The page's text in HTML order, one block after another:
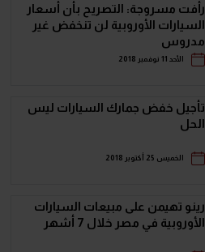
رأفت مسروجة: التصريح بأن أسعار
السيارات الأوروبية لن تنخفض غير
مدروس
الأحد 11 نوفمبر 2018
تأجيل خفض جمارك السيارات ليس
الحل
الخميس 25 أكتوبر 2018
رينو تهيمن على مبيعات السيارات
الأوروبية في مصر خلال 7 أشهر